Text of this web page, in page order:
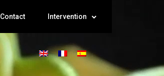
Contact Intervention